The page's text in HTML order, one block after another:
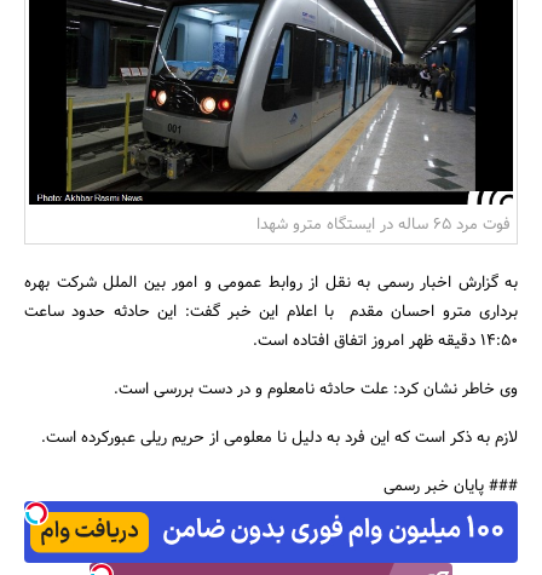
بانک، بیمه و سرمایه
مسکن و ساختمان
فوت مرد 65 ساله در ایستگاه مترو شهدا
به گزارش اخبار رسمی به نقل از روابط عمومی و امور بین الملل شرکت بهره
برداری مترو احسان مقدم با اعلام این خبر گفت: این حادثه حدود ساعت
14:50 دقیقه ظهر امروز اتفاق افتاده است.
وی خاطر نشان کرد: علت حادثه نامعلوم و در دست بررسی است.
لازم به ذکر است که این فرد به دلیل نا معلومی از حریم ریلی عبورکرده است.
### پایان خبر رسمی